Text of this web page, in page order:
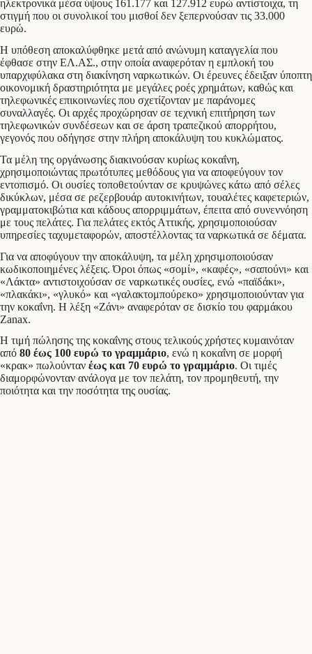
ηλεκτρονικά μέσα ύψους 161.177 και 127.912 ευρώ αντίστοιχα, τη
στιγμή που οι συνολικοί του μισθοί δεν ξεπερνούσαν τις 33.000
ευρώ.
Η υπόθεση αποκαλύφθηκε μετά από ανώνυμη καταγγελία που
έφθασε στην ΕΛ.ΑΣ., στην οποία αναφερόταν η εμπλοκή του
υπαρχιφύλακα στη διακίνηση ναρκωτικών. Οι έρευνες έδειξαν ύποπτη
οικονομική δραστηριότητα με μεγάλες ροές χρημάτων, καθώς και
τηλεφωνικές επικοινωνίες που σχετίζονταν με παράνομες
συναλλαγές. Οι αρχές προχώρησαν σε τεχνική επιτήρηση των
τηλεφωνικών συνδέσεων και σε άρση τραπεζικού απορρήτου,
γεγονός που οδήγησε στην πλήρη αποκάλυψη του κυκλώματος.
Τα μέλη της οργάνωσης διακινούσαν κυρίως κοκαΐνη,
χρησιμοποιώντας πρωτότυπες μεθόδους για να αποφεύγουν τον
εντοπισμό. Οι ουσίες τοποθετούνταν σε κρυψώνες κάτω από σέλες
δικύκλων, μέσα σε ρεζερβουάρ αυτοκινήτων, τουαλέτες καφετεριών,
γραμματοκιβώτια και κάδους απορριμμάτων, έπειτα από συνεννόηση
με τους πελάτες. Για πελάτες εκτός Αττικής, χρησιμοποιούσαν
υπηρεσίες ταχυμεταφορών, αποστέλλοντας τα ναρκωτικά σε δέματα.
Για να αποφύγουν την αποκάλυψη, τα μέλη χρησιμοποιούσαν
κωδικοποιημένες λέξεις. Όροι όπως «σομί», «καφές», «σαπούνι» και
«Λάκτα» αντιστοιχούσαν σε ναρκωτικές ουσίες, ενώ «παϊδάκι»,
«πλακάκι», «γλυκό» και «γαλακτομπούρεκο» χρησιμοποιούνταν για
την κοκαΐνη. Η λέξη «Ζάνι» αναφερόταν σε δισκίο του φαρμάκου
Zanax.
Η τιμή πώλησης της κοκαΐνης στους τελικούς χρήστες κυμαινόταν
από 80 έως 100 ευρώ το γραμμάριο, ενώ η κοκαΐνη σε μορφή
«κρακ» πωλούνταν έως και 70 ευρώ το γραμμάριο. Οι τιμές
διαμορφώνονταν ανάλογα με τον πελάτη, τον προμηθευτή, την
ποιότητα και την ποσότητα της ουσίας.